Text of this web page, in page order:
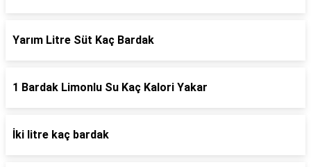
Yarım Litre Süt Kaç Bardak
1 Bardak Limonlu Su Kaç Kalori Yakar
İki litre kaç bardak